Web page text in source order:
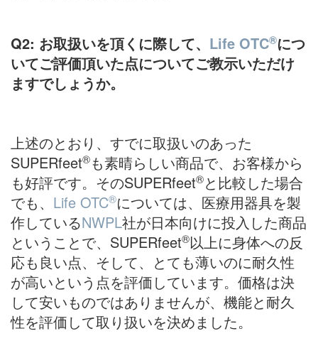
Q2: お取扱いを頂くに際して、 Life OTC®につ
いてご評価頂いた点についてご教示いただけ
ますでしょうか。
上述のとおり、すでに取扱いのあった
SUPERfeet®も素晴らしい商品で、お客様から
も好評です。そのSUPERfeet®と比較した場合
でも、 Life OTC®については、医療用器具を製
作しているNWPL社が日本向けに投入した商品
ということで、SUPERfeet®以上に身体への反
応も良い点、そして、とても薄いのに耐久性
が高いという点を評価しています。価格は決
して安いものではありませんが、機能と耐久
性を評価して取り扱いを決めました。